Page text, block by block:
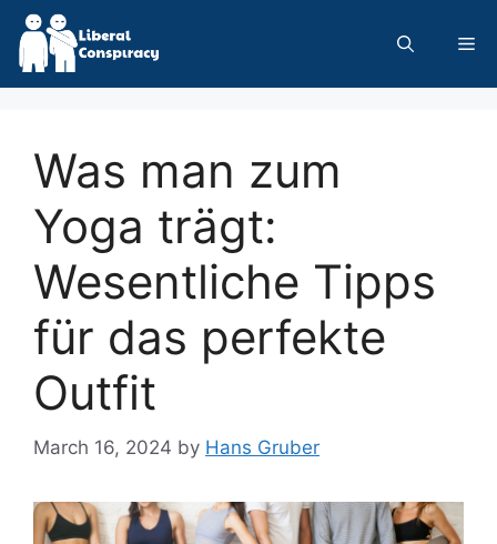
Skip
content
Was man zum
Yoga trägt:
Wesentliche Tipps
für das perfekte
Outfit
March 16, 2024 by Hans Gruber